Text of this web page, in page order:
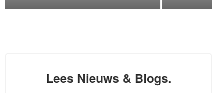
Lees Nieuws & Blogs.